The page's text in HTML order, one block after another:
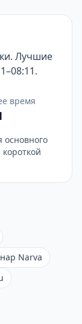
Лучшие
время
Narva